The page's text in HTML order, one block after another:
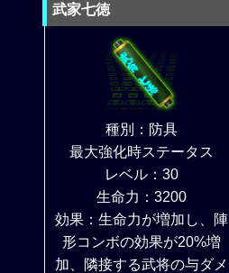
武家七徳
種別：防具
最大強化時ステータス
レベル：30
生命力：3200
効果：生命力が増加し、陣
形コンボの効果が20%増
加、隣接する武将の与ダメ